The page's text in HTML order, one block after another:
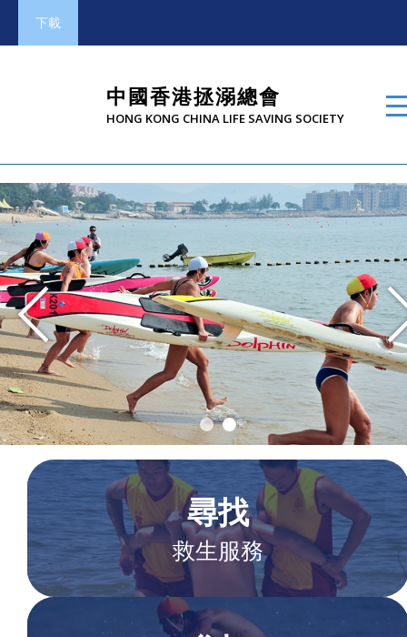
下載
中國香港拯溺總會
HONG KONG CHINA LIFE SAVING SOCIETY
尋找
救生服務